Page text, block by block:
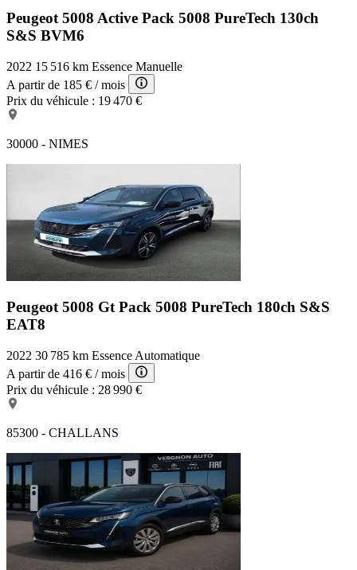
Peugeot 5008 Active Pack 5008 PureTech 130ch
S&S BVM6
2022 15 516 km Essence Manuelle
A partir de 185 € / mois
Prix du véhicule : 19 470 €
30000 - NIMES
Peugeot 5008 Gt Pack 5008 PureTech 180ch S&S
EAT8
2022 30 785 km Essence Automatique
A partir de 416 € / mois
Prix du véhicule : 28 990 €
85300 - CHALLANS